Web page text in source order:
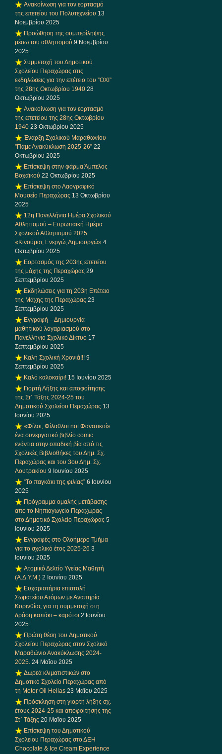
Ανακοίνωση για τον εορτασμό
της επετείου του Πολυτεχνείου 13
Νοεμβρίου 2025
Προώθηση της συμπερίληψης
μέσω του αθλητισμού 9 Νοεμβρίου
2025
Συμμετοχή του Δημοτικού
Σχολείου Περαχώρας στις
εκδηλώσεις για την επέτειο του ”ΟΧΙ”
της 28ης Οκτωβρίου 1940 28
Οκτωβρίου 2025
Ανακοίνωση για τον εορτασμό
της επετείου της 28ης Οκτωβρίου
1940 23 Οκτωβρίου 2025
Έναρξη Σχολικού Μαραθωνίου
”Πάμε Ανακύκλωση 2025-26” 22
Οκτωβρίου 2025
Επίσκεψη στην φάρμα Άμπελος
Βοχαϊκού 22 Οκτωβρίου 2025
Επίσκεψη στο Λαογραφικό
Μουσείο Περαχώρας 13 Οκτωβρίου
2025
12η Πανελλήνια Ημέρα Σχολικού
Αθλητισμού – Ευρωπαϊκή Ημέρα
Σχολικού Αθλητισμού 2025
«Κινούμαι, Ενεργώ, Δημιουργώ» 4
Οκτωβρίου 2025
Εορτασμός της 203ης επετείου
της μάχης της Περαχώρας 29
Σεπτεμβρίου 2025
Εκδηλώσεις για τη 203η Επέτειο
της Μάχης της Περαχώρας 23
Σεπτεμβρίου 2025
Εγγραφή – Δημιουργία
μαθητικού λογαριασμού στο
Πανελλήνιο Σχολικό Δίκτυο 17
Σεπτεμβρίου 2025
Καλή Σχολική Χρονιά!!! 9
Σεπτεμβρίου 2025
Καλό καλοκαίρι! 15 Ιουνίου 2025
Γιορτή Λήξης και αποφοίτησης
της Στ΄ Τάξης 2024-25 του
Δημοτικού Σχολείου Περαχώρας 13
Ιουνίου 2025
«Φίλοι, Φίλαθλοι not Φανατικοί»
ένα συνεργατικό βιβλίο comic
ενάντια στην οπαδική βία από τις
Σχολικές Βιβλιοθήκες του Δημ. Σχ.
Περαχώρας και του 3ου Δημ. Σχ.
Λουτρακίου 9 Ιουνίου 2025
“Το παγκάκι της φιλίας” 6 Ιουνίου
2025
Πρόγραμμα ομαλής μετάβασης
από το Νηπιαγωγείο Περαχώρας
στο Δημοτικό Σχολείο Περαχώρας 5
Ιουνίου 2025
Εγγραφές στο Ολοήμερο Τμήμα
για το σχολικό έτος 2025-26 3
Ιουνίου 2025
Ατομικό Δελτίο Υγείας Μαθητή
(Α.Δ.Υ.Μ.) 2 Ιουνίου 2025
Ευχαριστήρια επιστολή
Σωματείου Ατόμων με Αναπηρία
Κορινθίας για τη συμμετοχή στη
δράση καπάκι – καρότσι 2 Ιουνίου
2025
Πρώτη θέση του Δημοτικού
Σχολείου Περαχώρας στον Σχολικό
Μαραθώνιο Ανακύκλωσης 2024-
2025. 24 Μαΐου 2025
Δωρεά κλιματιστικών στο
Δημοτικό Σχολείο Περαχώρας από
τη Motor Oil Hellas 23 Μαΐου 2025
Πρόσκληση στη γιορτή λήξης σχ.
έτους 2024-25 και αποφοίτησης της
Στ΄ Τάξης 20 Μαΐου 2025
Επίσκεψη του Δημοτικού
Σχολείου Περαχώρας στο ΔΕΗ
Chocolate & Ice Cream Experience